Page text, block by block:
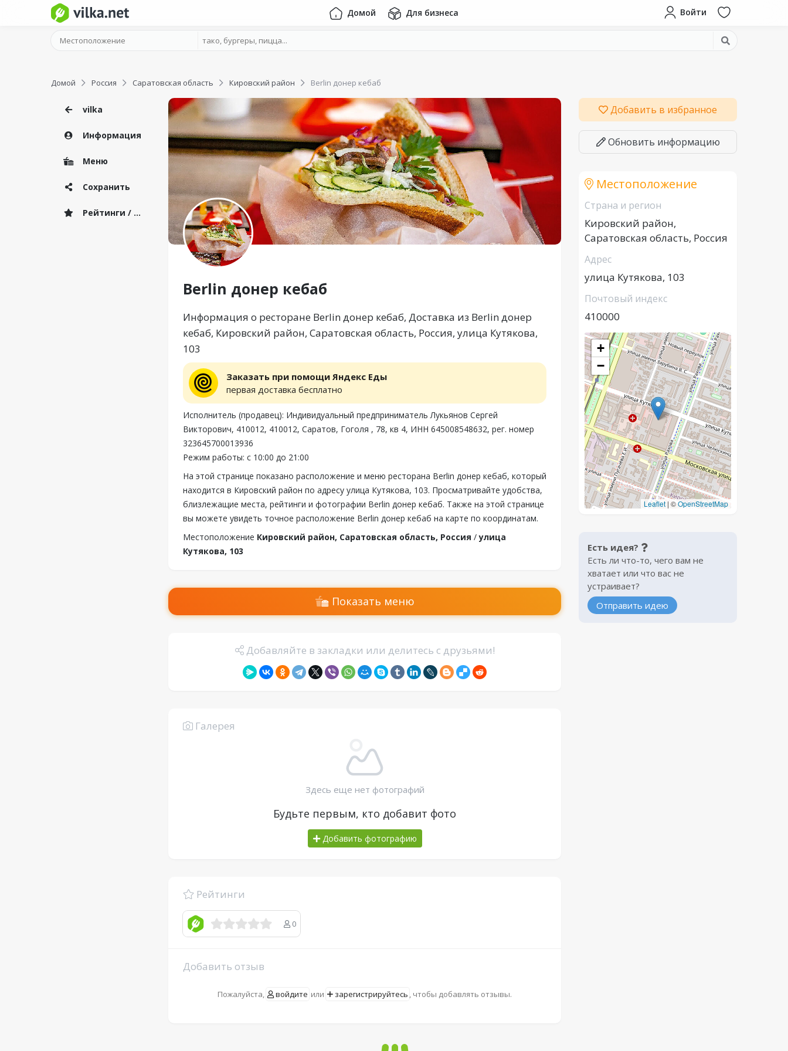
Домой Для бизнеса Войти
Домой Россия Саратовская область Кировский район Berlin донер кебаб
vilka
Информация
Меню
Сохранить
Рейтинги / Отзывы
Berlin донер кебаб
Информация о ресторане Berlin донер кебаб, Доставка из Berlin донер
кебаб, Кировский район, Саратовская область, Россия, улица Кутякова,
103
Заказать при помощи Яндекс Еды
первая доставка бесплатно
Исполнитель (продавец): Индивидуальный предприниматель Лукьянов Сергей
Викторович, 410012, 410012, Саратов, Гоголя , 78, кв 4, ИНН 645008548632, рег. номер
323645700013936
Режим работы: с 10:00 до 21:00
На этой странице показано расположение и меню ресторана Berlin донер кебаб, который
находится в Кировский район по адресу улица Кутякова, 103. Просматривайте удобства,
близлежащие места, рейтинги и фотографии Berlin донер кебаб. Также на этой странице
вы можете увидеть точное расположение Berlin донер кебаб на карте по координатам.
Местоположение Кировский район, Саратовская область, Россия /улица
Кутякова, 103
Показать меню
Добавляйте в закладки или делитесь с друзьями!
Галерея
Здесь еще нет фотографий
Будьте первым, кто добавит фото
Добавить фотографию
Рейтинги
0
Добавить отзыв
Пожалуйста, войдите или зарегистрируйтесь , чтобы добавлять отзывы.
Добавить в избранное
Обновить информацию
Местоположение
Страна и регион
Кировский район,
Саратовская область, Россия
Адрес
улица Кутякова, 103
Почтовый индекс
410000
+
−
Leaflet | ©OpenStreetMap
Есть идея?
Есть ли что-то, чего вам не
хватает или что вас не
устраивает?
Отправить идею